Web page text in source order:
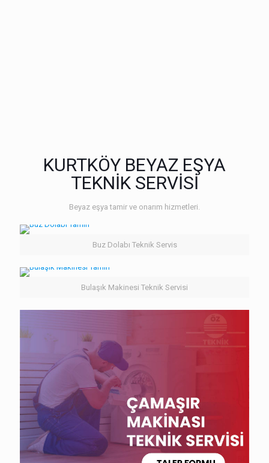
KURTKÖY BEYAZ EŞYA
TEKNİK SERVİSİ
Beyaz eşya tamir ve onarım hizmetleri.
Buz Dolabı Teknik Servis
Bulaşık Makinesi Teknik Servisi